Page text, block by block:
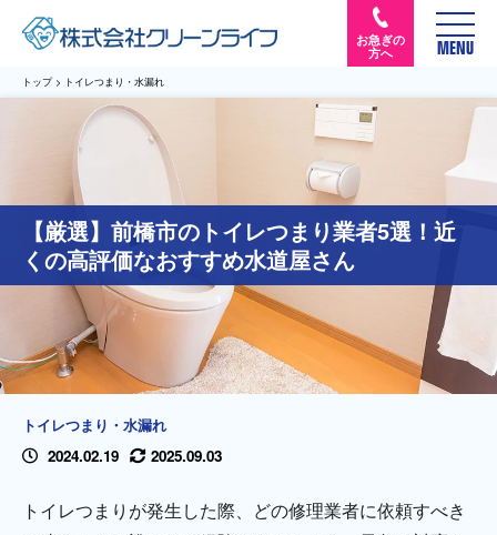
お急ぎの
方へ
MENU
トップ > トイレつまり・水漏れ
【厳選】前橋市のトイレつまり業者5選！近
くの高評価なおすすめ水道屋さん
トイレつまり・水漏れ
2024.02.19
2025.09.03
トイレつまりが発生した際、どの修理業者に依頼すべき